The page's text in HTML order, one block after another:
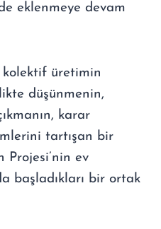
eklenmeye devam
kolektif üretimin
düşünmenin,
karar
tartışan bir
Projesi’nin ev
başladıkları bir ortak